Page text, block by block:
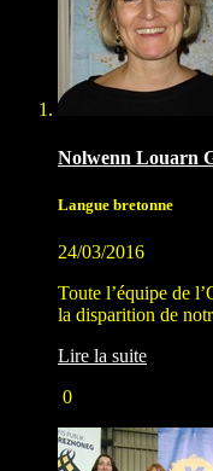
Nolwenn Louarn
Langue bretonne
24/03/2016
Toute l’équipe de
la disparition de
Lire la suite
0